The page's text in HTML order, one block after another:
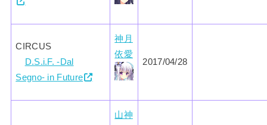
CIRCUS
D.S.i.F. -Dal
Segno- in Future
神月
依愛
2017/04/28
山神